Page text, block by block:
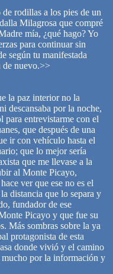
rodillas a los pies de un
Milagrosa que compré
mía, ¿qué hago? Yo
para continuar sin
según tu manifestada
de nuevo.>>
la paz interior no la
descansaba por la noche,
para entrevistarme con el
que después de una
ir con vehículo hasta el
que lo mejor sería
que me llevase a la
al Monte Picayo,
ver que ese no es el
distancia que lo separa y
fundador de ese
Picayo y que fue su
Más sombras sobre la ya
protagonista de esta
donde vivió y el camino
por la información y